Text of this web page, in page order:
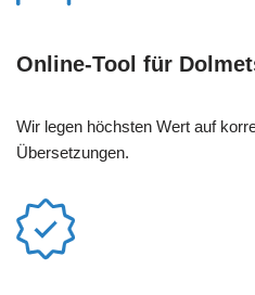
Online-Tool für
Wir legen höchsten Wert auf
Übersetzungen.